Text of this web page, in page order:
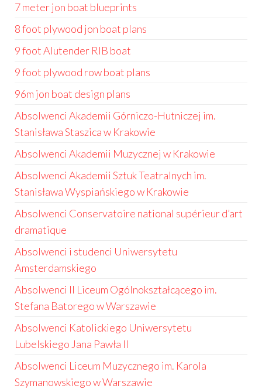
7 meter jon boat blueprints
8 foot plywood jon boat plans
9 foot Alutender RIB boat
9 foot plywood row boat plans
96m jon boat design plans
Absolwenci Akademii Górniczo-Hutniczej im.
Stanisława Staszica w Krakowie
Absolwenci Akademii Muzycznej w Krakowie
Absolwenci Akademii Sztuk Teatralnych im.
Stanisława Wyspiańskiego w Krakowie
Absolwenci Conservatoire national supérieur d’art
dramatique
Absolwenci i studenci Uniwersytetu
Amsterdamskiego
Absolwenci II Liceum Ogólnokształcącego im.
Stefana Batorego w Warszawie
Absolwenci Katolickiego Uniwersytetu
Lubelskiego Jana Pawła II
Absolwenci Liceum Muzycznego im. Karola
Szymanowskiego w Warszawie